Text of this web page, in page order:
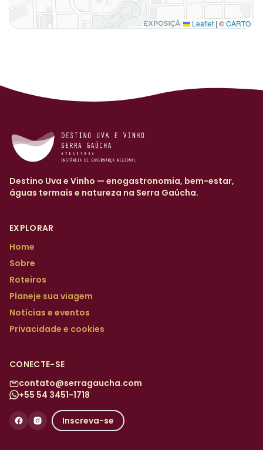
Leaflet | ©CARTO
Destino Uva e Vinho — enogastronomia, bem-estar,
águas termais e natureza na Serra Gaúcha.
EXPLORAR
Home
Sobre
Roteiros
Planeje sua viagem
Notícias e eventos
Privacidade e cookies
CONECTE-SE
contato@serragaucha.com
+55 54 3451-1718
Inscreva-se